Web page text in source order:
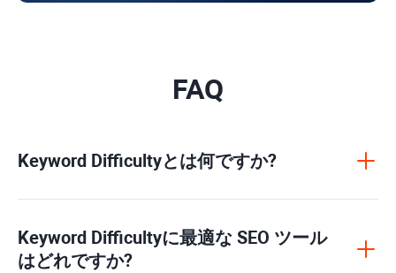
FAQ
Keyword Difficultyとは何ですか?
Keyword Difficultyに最適な SEO ツール
はどれですか?